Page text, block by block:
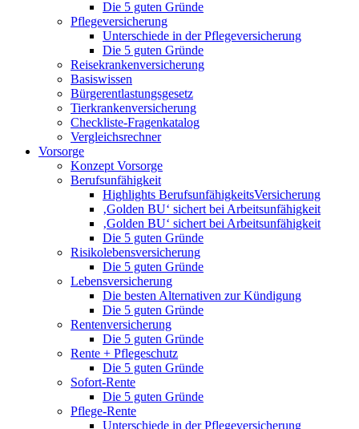
Die 5 guten Gründe
Pflegeversicherung
Unterschiede in der Pflegeversicherung
Die 5 guten Gründe
Reisekrankenversicherung
Basiswissen
Bürgerentlastungsgesetz
Tierkrankenversicherung
Checkliste-Fragenkatalog
Vergleichsrechner
Vorsorge
Konzept Vorsorge
Berufsunfähigkeit
Highlights BerufsunfähigkeitsVersicherung
‚Golden BU‘ sichert bei Arbeitsunfähigkeit
‚Golden BU‘ sichert bei Arbeitsunfähigkeit
Die 5 guten Gründe
Risikolebensversicherung
Die 5 guten Gründe
Lebensversicherung
Die besten Alternativen zur Kündigung
Die 5 guten Gründe
Rentenversicherung
Die 5 guten Gründe
Rente + Pflegeschutz
Die 5 guten Gründe
Sofort-Rente
Die 5 guten Gründe
Pflege-Rente
Unterschiede in der Pflegeversicherung